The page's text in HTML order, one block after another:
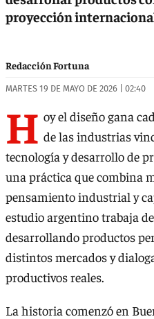
proyección
Redacción Fortuna
MARTES 19 DE MAYO DE 2026 | 02:40
H oy el diseño gana
de las industrias
tecnología y desarrollo de
una práctica que combina
pensamiento industrial y
estudio argentino trabaja
desarrollando productos
distintos mercados y
productivos reales.
La historia comenzó en